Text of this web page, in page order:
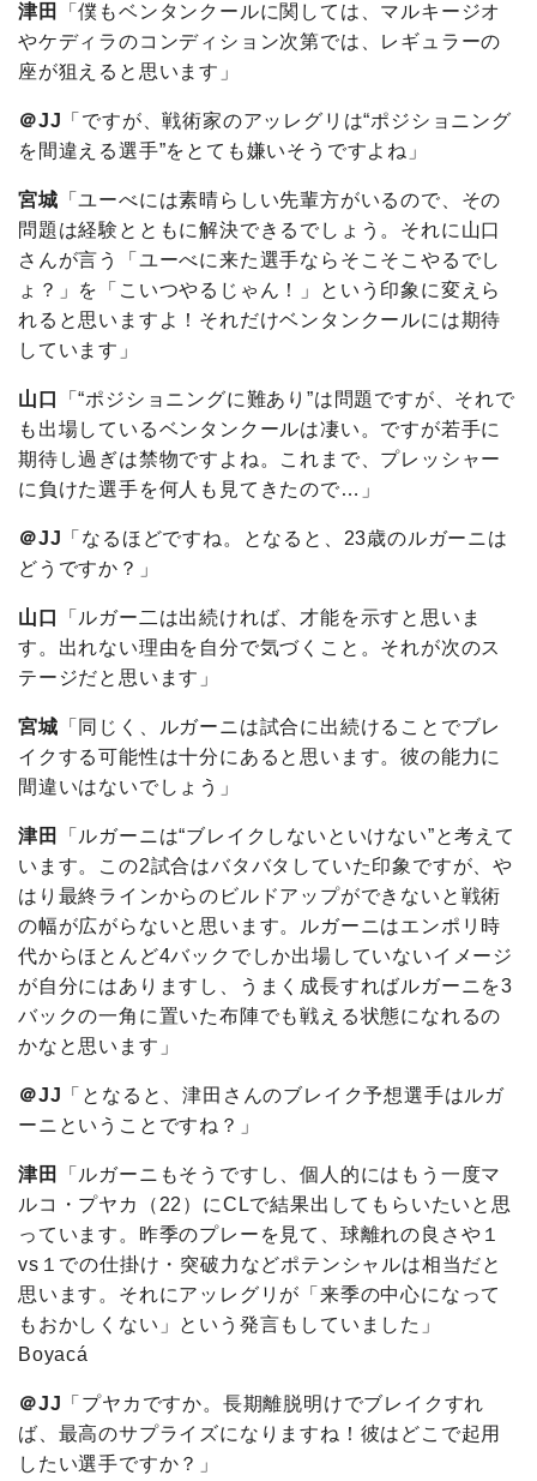
津田
「僕もベンタンクールに関しては、マルキージオ
やケディラのコンディション次第では、レギュラーの
座が狙えると思います」
＠JJ 「ですが、戦術家のアッレグリは“ポジショニング
を間違える選手”をとても嫌いそうですよね」
宮城 「ユーべには素晴らしい先輩方がいるので、その
問題は経験とともに解決できるでしょう。それに山口
さんが言う「ユーべに来た選手ならそこそこやるでし
ょ？」を「こいつやるじゃん！」という印象に変えら
れると思いますよ！それだけベンタンクールには期待
しています」
山口
「“ポジショニングに難あり”は問題ですが、それで
も出場しているベンタンクールは凄い。ですが若手に
期待し過ぎは禁物ですよね。これまで、プレッシャー
に負けた選手を何人も見てきたので…」
＠JJ 「なるほどですね。となると、23歳のルガーニは
どうですか？」
山口
「ルガー二は出続ければ、才能を示すと思いま
す。出れない理由を自分で気づくこと。それが次のス
テージだと思います」
宮城 「同じく、ルガーニは試合に出続けることでブレ
イクする可能性は十分にあると思います。彼の能力に
間違いはないでしょう」
津田
「ルガーニは“ブレイクしないといけない”と考えて
います。この2試合はバタバタしていた印象ですが、や
はり最終ラインからのビルドアップができないと戦術
の幅が広がらないと思います。ルガーニはエンポリ時
代からほとんど4バックでしか出場していないイメージ
が自分にはありますし、うまく成長すればルガーニを3
バックの一角に置いた布陣でも戦える状態になれるの
かなと思います」
＠JJ 「となると、津田さんのブレイク予想選手はルガ
ーニということですね？」
津田
「ルガーニもそうですし、個人的にはもう一度マ
ルコ・プヤカ（22）にCLで結果出してもらいたいと思
っています。昨季のプレーを見て、球離れの良さや１
vs１での仕掛け・突破力などポテンシャルは相当だと
思います。それにアッレグリが「来季の中心になって
もおかしくない」という発言もしていました」
Boyacá
＠JJ 「プヤカですか。長期離脱明けでブレイクすれ
ば、最高のサプライズになりますね！彼はどこで起用
したい選手ですか？」